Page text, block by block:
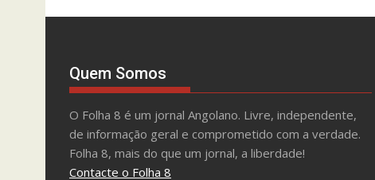
Quem Somos
O Folha 8 é um jornal Angolano. Livre, independente,
de informação geral e comprometido com a verdade.
Folha 8, mais do que um jornal, a liberdade!
Contacte o Folha 8